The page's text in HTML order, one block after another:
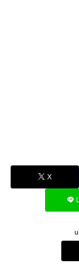
X